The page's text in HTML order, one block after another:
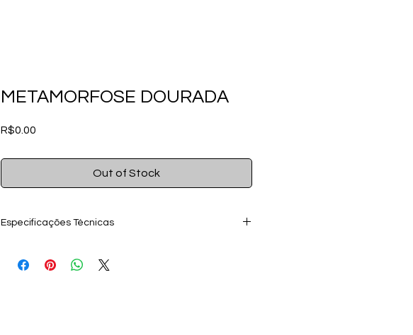
METAMORFOSE DOURADA
R$0.00
Out of Stock
Especificações Técnicas
Acrílica sobre papel artístico 300g/m²